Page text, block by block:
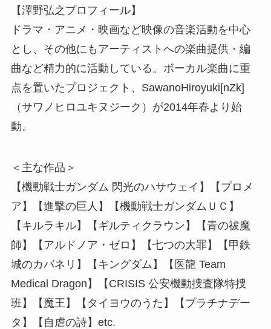
【澤野弘之プロフィール】
ドラマ・アニメ・映画など映像の音楽活動を中心
とし、その他にもアーティストへの楽曲提供・編
曲など精力的に活動している。ボーカル楽曲に重
点を置いたプロジェクト、SawanoHiroyuki[nZk]
（サワノヒロユキヌジーク）が2014年春より始
動。
＜主な作品＞
【機動戦士ガンダム 閃光のハサウェイ】【プロメ
ア】【進撃の巨人】【機動戦士ガンダムＵＣ】
【キルラキル】【ギルティクラウン】【青の祓魔
師】【アルドノア・ゼロ】【七つの大罪】【甲鉄
城のカバネリ】【キングダム】【医龍 Team
Medical Dragon】【CRISIS 公安機動捜査隊特捜
班】【魔王】【タイヨウのうた】【プラチナデー
タ】【自虐の詩】etc.